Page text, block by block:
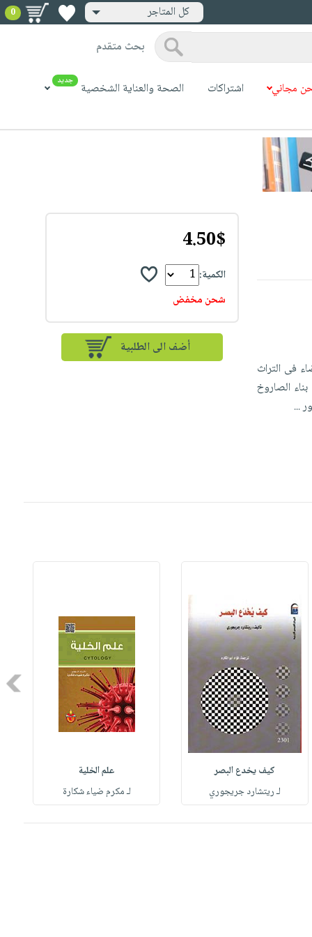
كل المتاجر 0
بحث متقدم
مجاني اشتراكات الصحة والعناية الشخصية جديد
فى التراث
الصاروخ
...
4.50$
الكمية:
شحن مخفض
أضف الى الطلبية
كيف يخدع البصر
لـ ريتشارد جريجوري
علم الخلية
لـ مكرم ضياء شكارة